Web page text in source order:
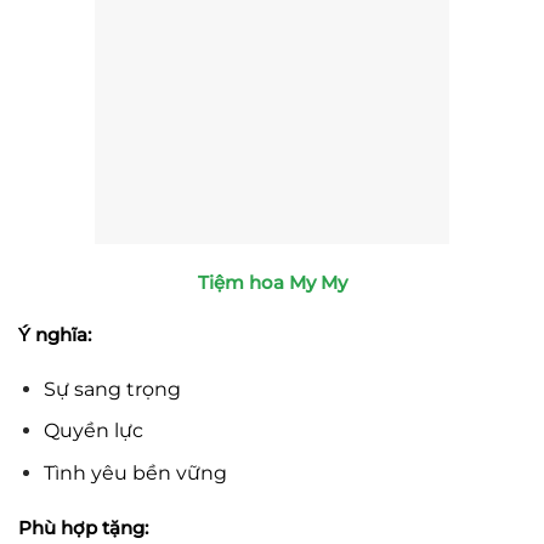
Tiệm hoa My My
Ý nghĩa:
Sự sang trọng
Quyền lực
Tình yêu bền vững
Phù hợp tặng: